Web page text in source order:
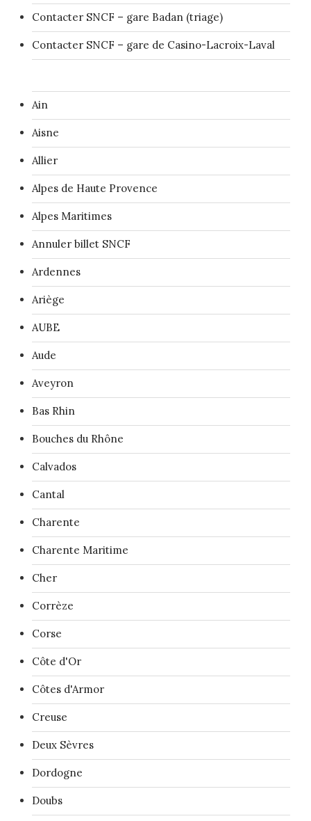
Contacter SNCF – gare Badan (triage)
Contacter SNCF – gare de Casino-Lacroix-Laval
Ain
Aisne
Allier
Alpes de Haute Provence
Alpes Maritimes
Annuler billet SNCF
Ardennes
Ariège
AUBE
Aude
Aveyron
Bas Rhin
Bouches du Rhône
Calvados
Cantal
Charente
Charente Maritime
Cher
Corrèze
Corse
Côte d'Or
Côtes d'Armor
Creuse
Deux Sèvres
Dordogne
Doubs